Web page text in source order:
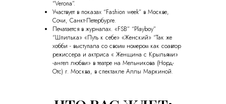
"Verona”.
Участвует в показах “Fashion week” в Москве,
Сочи, Санкт-Петербурге.
Печатается в журналах. «FSB” “Playboy”
“Шпилька» «Путь к себе» «Женский» “Так же
хобби - выступала со своим номером как соавтор
режиссера и актриса « Женщина с Крыльями»
-ангел любви» в театре на Мельникова (Норд-
Отс) г. Москва, в спектакле Аллы Маркиной.